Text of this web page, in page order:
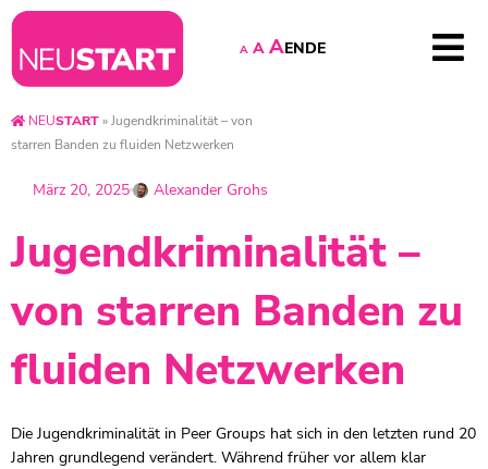
A A AENDE
NEUSTART»Jugendkriminalität – von
starren Banden zu fluiden Netzwerken
März 20, 2025 Alexander Grohs
Jugendkriminalität –
von starren Banden zu
fluiden Netzwerken
Die Jugendkriminalität in Peer Groups hat sich in den letzten rund 20
Jahren grundlegend verändert. Während früher vor allem klar